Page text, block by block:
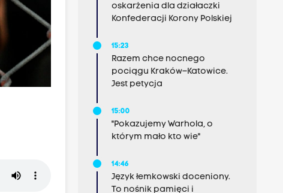
oskarżenia dla działaczki
Konfederacji Korony Polskiej
15:23
Razem chce nocnego
pociągu Kraków–Katowice.
Jest petycja
15:00
"Pokazujemy Warhola, o
którym mało kto wie"
14:46
Język łemkowski doceniony.
To nośnik pamięci i